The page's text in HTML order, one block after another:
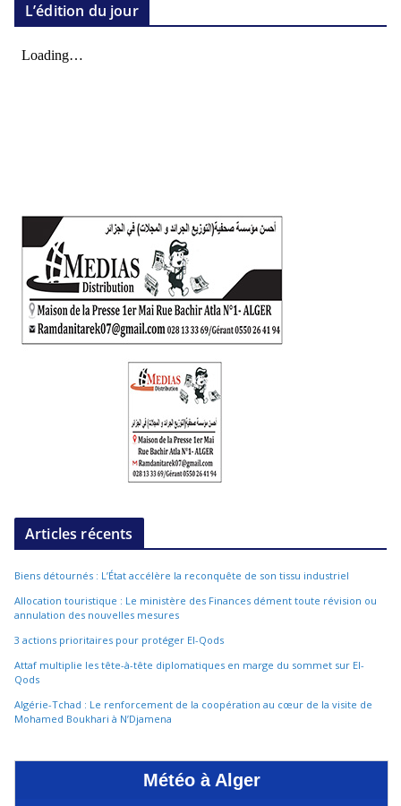
L’édition du jour
Articles récents
Biens détournés : L’État accélère la reconquête de son tissu industriel
Allocation touristique : Le ministère des Finances dément toute révision ou
annulation des nouvelles mesures
3 actions prioritaires pour protéger El-Qods
Attaf multiplie les tête-à-tête diplomatiques en marge du sommet sur El-
Qods
Algérie-Tchad : Le renforcement de la coopération au cœur de la visite de
Mohamed Boukhari à N’Djamena
Météo à Alger